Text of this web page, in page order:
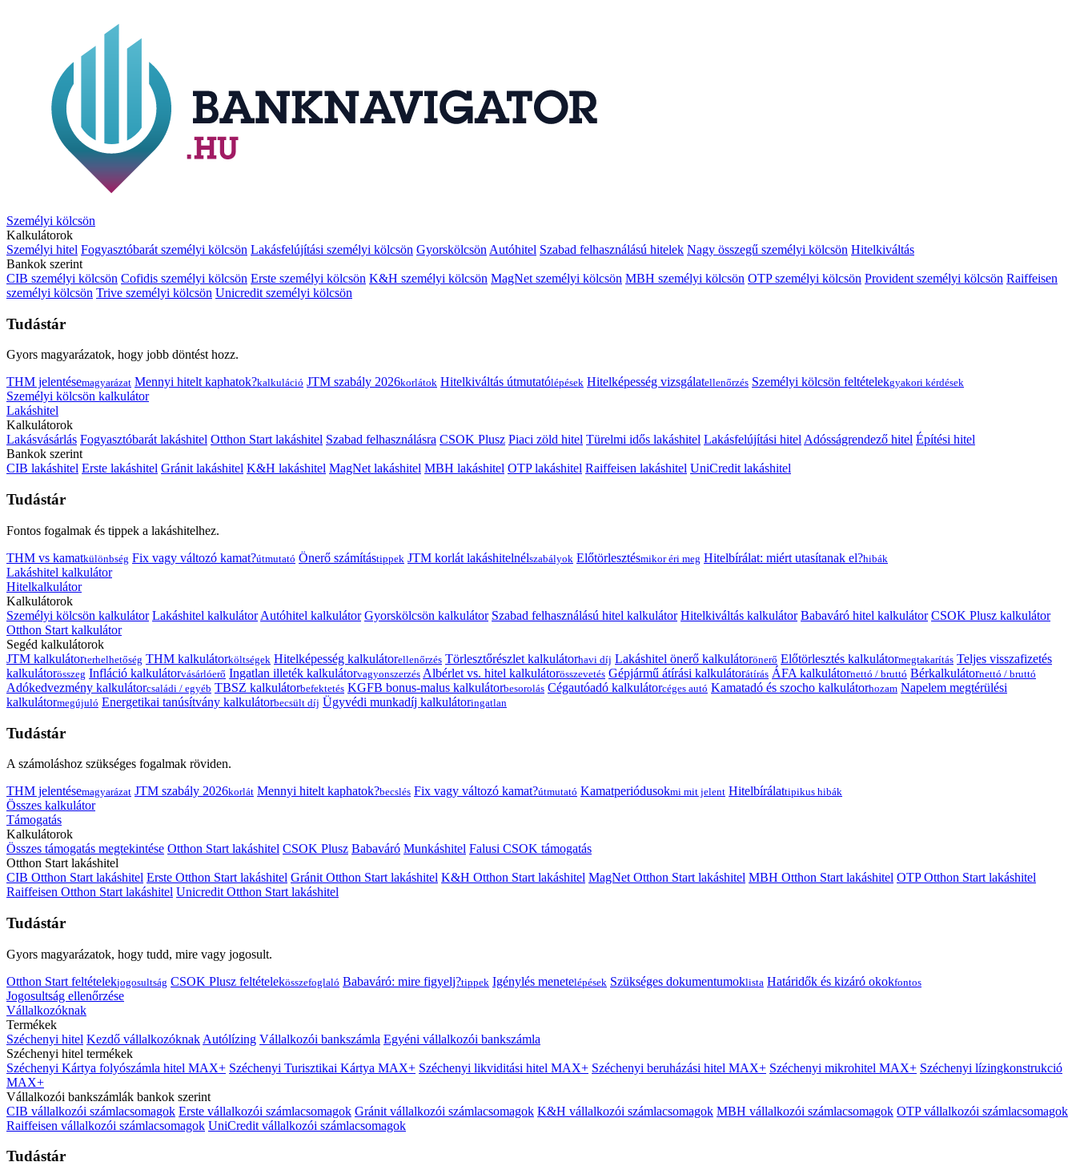
Személyi kölcsön
Kalkulátorok
Személyi hitel Fogyasztóbarát személyi kölcsön Lakásfelújítási személyi kölcsön Gyorskölcsön Autóhitel Szabad felhasználású hitelek Nagy összegű személyi kölcsön Hitelkiváltás
Bankok szerint
CIB személyi kölcsön Cofidis személyi kölcsön Erste személyi kölcsön K&H személyi kölcsön MagNet személyi kölcsön MBH személyi kölcsön OTP személyi kölcsön Provident személyi kölcsön Raiffeisen
személyi kölcsön Trive személyi kölcsön Unicredit személyi kölcsön
Tudástár
Gyors magyarázatok, hogy jobb döntést hozz.
THM jelentésemagyarázat Mennyi hitelt kaphatok?kalkuláció JTM szabály 2026korlátok Hitelkiváltás útmutatólépések Hitelképesség vizsgálatellenőrzés Személyi kölcsön feltételekgyakori kérdések
Személyi kölcsön kalkulátor
Lakáshitel
Kalkulátorok
Lakásvásárlás Fogyasztóbarát lakáshitel Otthon Start lakáshitel Szabad felhasználásra CSOK Plusz Piaci zöld hitel Türelmi idős lakáshitel Lakásfelújítási hitelAdósságrendező hitel Építési hitel
Bankok szerint
CIB lakáshitel Erste lakáshitel Gránit lakáshitel K&H lakáshitel MagNet lakáshitel MBH lakáshitel OTP lakáshitel Raiffeisen lakáshitel UniCredit lakáshitel
Tudástár
Fontos fogalmak és tippek a lakáshitelhez.
THM vs kamatkülönbség Fix vagy változó kamat?útmutató Önerő számítástippek JTM korlát lakáshitelnélszabályok Előtörlesztésmikor éri meg Hitelbírálat: miért utasítanak el?hibák
Lakáshitel kalkulátor
Hitelkalkulátor
Kalkulátorok
Személyi kölcsön kalkulátor Lakáshitel kalkulátor Autóhitel kalkulátor Gyorskölcsön kalkulátor Szabad felhasználású hitel kalkulátor Hitelkiváltás kalkulátor Babaváró hitel kalkulátor CSOK Plusz kalkulátor
Otthon Start kalkulátor
Segéd kalkulátorok
JTM kalkulátorterhelhetőség THM kalkulátorköltségek Hitelképesség kalkulátorellenőrzés Törlesztőrészlet kalkulátorhavi díj Lakáshitel önerő kalkulátorönerő Előtörlesztés kalkulátormegtakarítás Teljes visszafizetés
kalkulátorösszeg Infláció kalkulátorvásárlóerő Ingatlan illeték kalkulátorvagyonszerzés Albérlet vs. hitel kalkulátorösszevetés Gépjármű átírási kalkulátorátírás ÁFA kalkulátornettó / bruttó Bérkalkulátornettó / bruttó
Adókedvezmény kalkulátorcsaládi / egyéb TBSZ kalkulátorbefektetés KGFB bonus-malus kalkulátorbesorolás Cégautóadó kalkulátorcéges autó Kamatadó és szocho kalkulátorhozam Napelem megtérülési
kalkulátormegújuló Energetikai tanúsítvány kalkulátorbecsült díj Ügyvédi munkadíj kalkulátoringatlan
Tudástár
A számoláshoz szükséges fogalmak röviden.
THM jelentésemagyarázat JTM szabály 2026korlát Mennyi hitelt kaphatok?becslés Fix vagy változó kamat?útmutató Kamatperiódusokmi mit jelent Hitelbírálattipikus hibák
Összes kalkulátor
Támogatás
Kalkulátorok
Összes támogatás megtekintése Otthon Start lakáshitel CSOK Plusz Babaváró Munkáshitel Falusi CSOK támogatás
Otthon Start lakáshitel
CIB Otthon Start lakáshitel Erste Otthon Start lakáshitel Gránit Otthon Start lakáshitel K&H Otthon Start lakáshitel MagNet Otthon Start lakáshitel MBH Otthon Start lakáshitel OTP Otthon Start lakáshitel
Raiffeisen Otthon Start lakáshitel Unicredit Otthon Start lakáshitel
Tudástár
Gyors magyarázatok, hogy tudd, mire vagy jogosult.
Otthon Start feltételekjogosultság CSOK Plusz feltételekösszefoglaló Babaváró: mire figyelj?tippek Igénylés menetelépések Szükséges dokumentumoklista Határidők és kizáró okokfontos
Jogosultság ellenőrzése
Vállalkozóknak
Termékek
Széchenyi hitel Kezdő vállalkozóknak Autólízing Vállalkozói bankszámla Egyéni vállalkozói bankszámla
Széchenyi hitel termékek
Széchenyi Kártya folyószámla hitel MAX+ Széchenyi Turisztikai Kártya MAX+ Széchenyi likviditási hitel MAX+ Széchenyi beruházási hitel MAX+ Széchenyi mikrohitel MAX+ Széchenyi lízingkonstrukció
MAX+
Vállalkozói bankszámlák bankok szerint
CIB vállalkozói számlacsomagok Erste vállalkozói számlacsomagok Gránit vállalkozói számlacsomagok K&H vállalkozói számlacsomagok MBH vállalkozói számlacsomagok OTP vállalkozói számlacsomagok
Raiffeisen vállalkozói számlacsomagok UniCredit vállalkozói számlacsomagok
Tudástár